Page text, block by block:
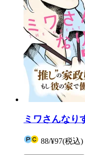
ミワさんなり
88/¥97(税込)